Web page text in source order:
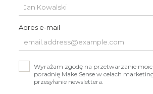
terapeuta komunikuje się podczas pierwszych
styl pracy nam odpowiada. Relacja
na wzajemnym zaufaniu i szacunku, ma duży
terapii.
Podsumowanie